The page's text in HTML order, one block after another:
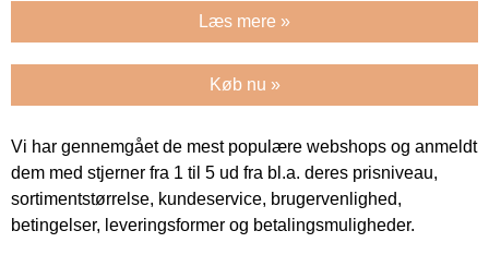
Læs mere »
Køb nu »
Vi har gennemgået de mest populære webshops og anmeldt
dem med stjerner fra 1 til 5 ud fra bl.a. deres prisniveau,
sortimentstørrelse, kundeservice, brugervenlighed,
betingelser, leveringsformer og betalingsmuligheder.